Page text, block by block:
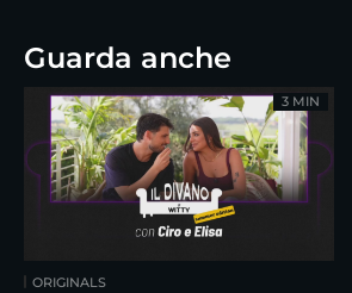
Guarda anche
ORIGINALS
3 MIN